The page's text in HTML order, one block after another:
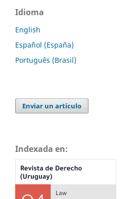
Idioma
English
Español (España)
Português (Brasil)
Enviar un artículo
Indexada en: